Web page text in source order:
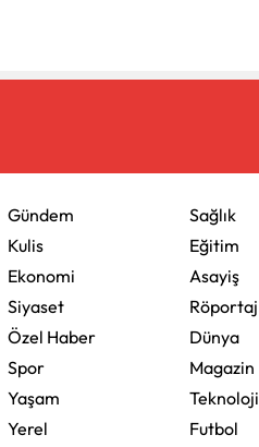
Gündem
Kulis
Ekonomi
Siyaset
Özel Haber
Spor
Yaşam
Yerel
Sağlık
Eğitim
Asayiş
Röportaj
Dünya
Magazin
Teknoloji
Futbol